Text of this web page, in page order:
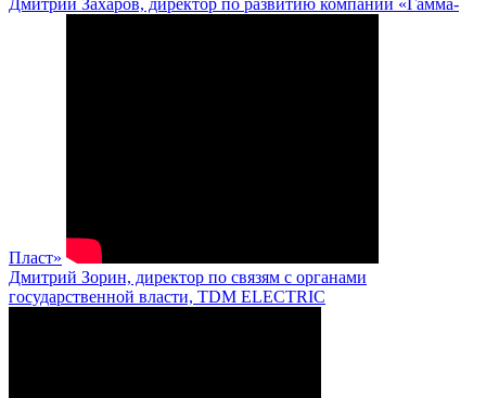
Дмитрий Захаров, директор по развитию компании «Гамма-
Пласт»
Дмитрий Зорин, директор по связям с органами
государственной власти, TDM ELECTRIC